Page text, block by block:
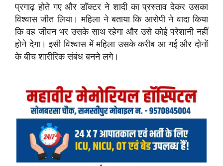
प्रगाढ़ होते गए और डॉक्टर ने शादी का प्रस्ताव देकर उसका
विश्वास जीत लिया। महिला ने बताया कि आरोपी ने वादा किया
कि वह जीवन भर उसके साथ रहेगा और उसे कोई परेशानी नहीं
होने देगा। इसी विश्वास में महिला उसके करीब आ गई और दोनों
के बीच शारीरिक संबंध बनने लगे।